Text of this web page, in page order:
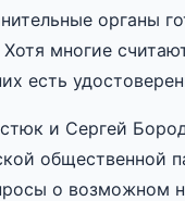
органы
многие
есть
и Сергей
общественной
о возможном